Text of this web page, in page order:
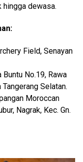
hingga dewasa.
Field, Senayan
Buntu No.19, Rawa
Selatan.
Moroccan
Nagrak, Kec. Gn.